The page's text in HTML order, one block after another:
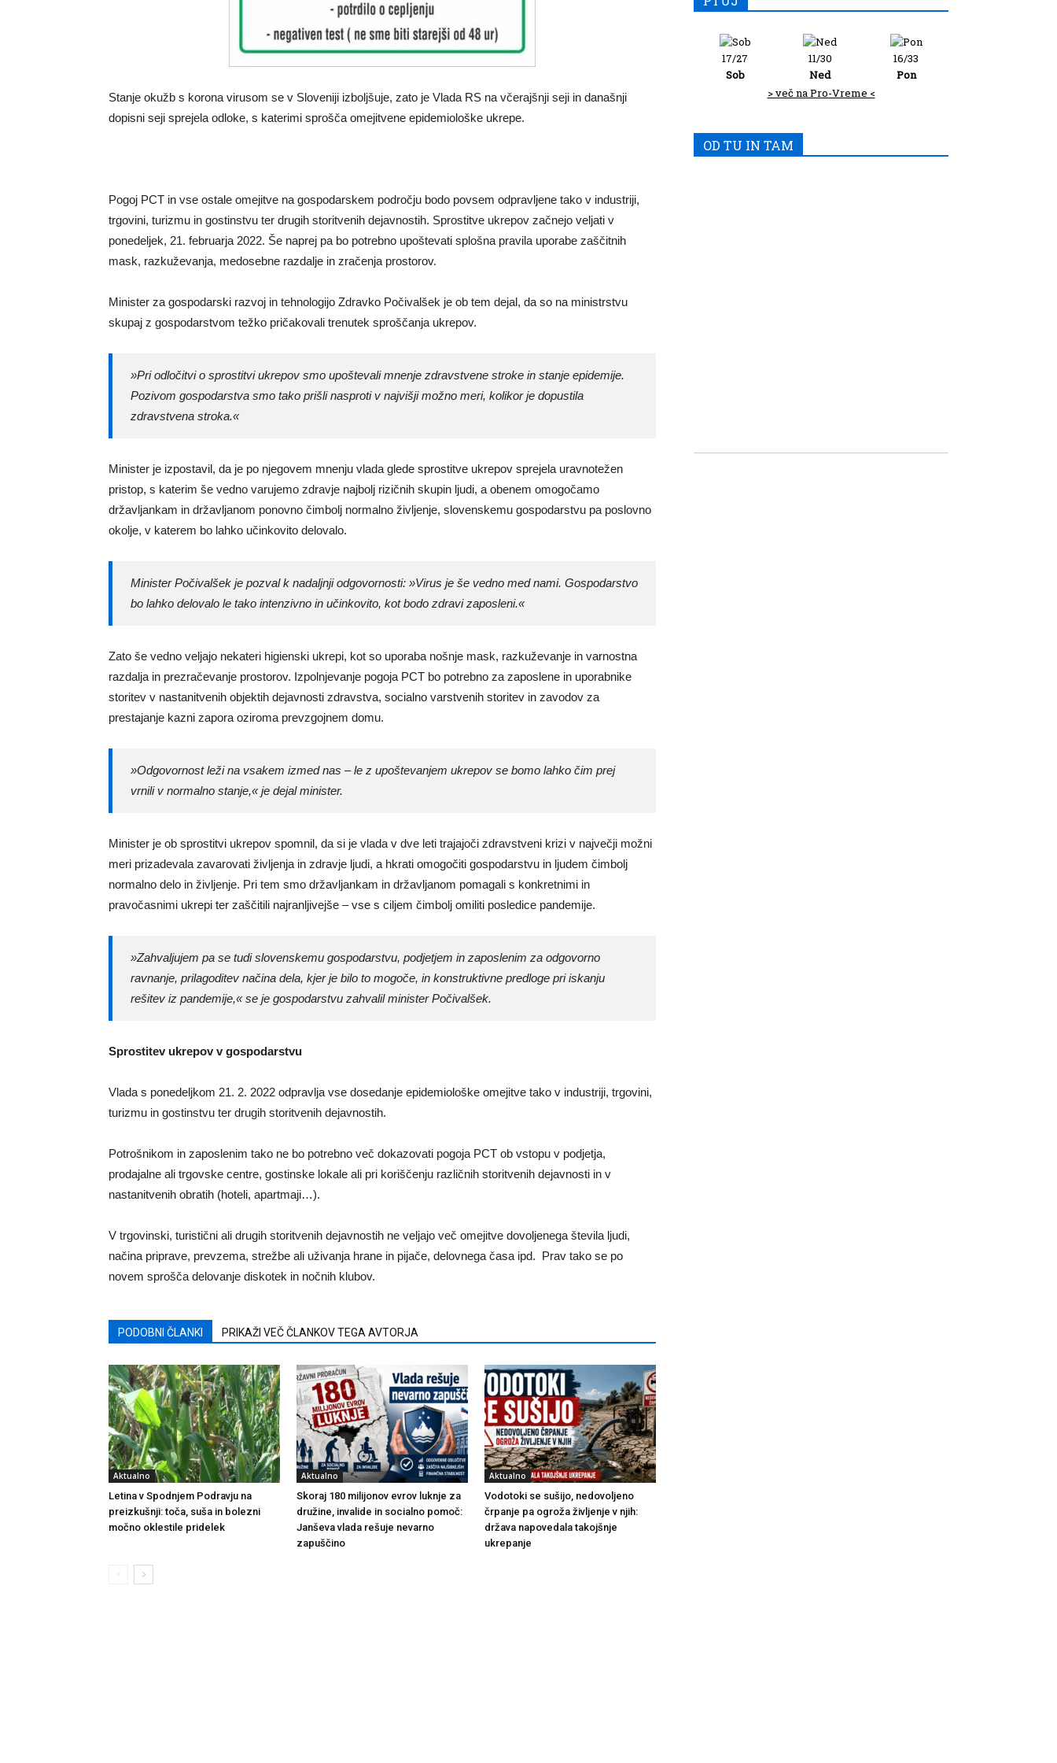
Stanje okužb s korona virusom se v Sloveniji izboljšuje, zato je Vlada RS na včerajšnji seji in današnji
dopisni seji sprejela odloke, s katerimi sprošča omejitvene epidemiološke ukrepe.
Pogoj PCT in vse ostale omejitve na gospodarskem področju bodo povsem odpravljene tako v industriji,
trgovini, turizmu in gostinstvu ter drugih storitvenih dejavnostih. Sprostitve ukrepov začnejo veljati v
ponedeljek, 21. februarja 2022. Še naprej pa bo potrebno upoštevati splošna pravila uporabe zaščitnih
mask, razkuževanja, medosebne razdalje in zračenja prostorov.
Minister za gospodarski razvoj in tehnologijo Zdravko Počivalšek je ob tem dejal, da so na ministrstvu
skupaj z gospodarstvom težko pričakovali trenutek sproščanja ukrepov.
»Pri odločitvi o sprostitvi ukrepov smo upoštevali mnenje zdravstvene stroke in stanje epidemije.
Pozivom gospodarstva smo tako prišli nasproti v najvišji možno meri, kolikor je dopustila
zdravstvena stroka.«
Minister je izpostavil, da je po njegovem mnenju vlada glede sprostitve ukrepov sprejela uravnotežen
pristop, s katerim še vedno varujemo zdravje najbolj rizičnih skupin ljudi, a obenem omogočamo
državljankam in državljanom ponovno čimbolj normalno življenje, slovenskemu gospodarstvu pa poslovno
okolje, v katerem bo lahko učinkovito delovalo.
Minister Počivalšek je pozval k nadaljnji odgovornosti: »Virus je še vedno med nami. Gospodarstvo
bo lahko delovalo le tako intenzivno in učinkovito, kot bodo zdravi zaposleni.«
Zato še vedno veljajo nekateri higienski ukrepi, kot so uporaba nošnje mask, razkuževanje in varnostna
razdalja in prezračevanje prostorov. Izpolnjevanje pogoja PCT bo potrebno za zaposlene in uporabnike
storitev v nastanitvenih objektih dejavnosti zdravstva, socialno varstvenih storitev in zavodov za
prestajanje kazni zapora oziroma prevzgojnem domu.
»Odgovornost leži na vsakem izmed nas – le z upoštevanjem ukrepov se bomo lahko čim prej
vrnili v normalno stanje,« je dejal minister.
Minister je ob sprostitvi ukrepov spomnil, da si je vlada v dve leti trajajoči zdravstveni krizi v največji možni
meri prizadevala zavarovati življenja in zdravje ljudi, a hkrati omogočiti gospodarstvu in ljudem čimbolj
normalno delo in življenje. Pri tem smo državljankam in državljanom pomagali s konkretnimi in
pravočasnimi ukrepi ter zaščitili najranljivejše – vse s ciljem čimbolj omiliti posledice pandemije.
»Zahvaljujem pa se tudi slovenskemu gospodarstvu, podjetjem in zaposlenim za odgovorno
ravnanje, prilagoditev načina dela, kjer je bilo to mogoče, in konstruktivne predloge pri iskanju
rešitev iz pandemije,« se je gospodarstvu zahvalil minister Počivalšek.
Sprostitev ukrepov v gospodarstvu
Vlada s ponedeljkom 21. 2. 2022 odpravlja vse dosedanje epidemiološke omejitve tako v industriji, trgovini,
turizmu in gostinstvu ter drugih storitvenih dejavnostih.
Potrošnikom in zaposlenim tako ne bo potrebno več dokazovati pogoja PCT ob vstopu v podjetja,
prodajalne ali trgovske centre, gostinske lokale ali pri koriščenju različnih storitvenih dejavnosti in v
nastanitvenih obratih (hoteli, apartmaji…).
V trgovinski, turistični ali drugih storitvenih dejavnostih ne veljajo več omejitve dovoljenega števila ljudi,
načina priprave, prevzema, strežbe ali uživanja hrane in pijače, delovnega časa ipd. Prav tako se po
novem sprošča delovanje diskotek in nočnih klubov.
PODOBNI ČLANKI PRIKAŽI VEČ ČLANKOV TEGA AVTORJA
Aktualno
Letina v Spodnjem Podravju na
preizkušnji: toča, suša in bolezni
močno oklestile pridelek
Aktualno
Skoraj 180 milijonov evrov luknje za
družine, invalide in socialno pomoč:
Janševa vlada rešuje nevarno
zapuščino
Aktualno
Vodotoki se sušijo, nedovoljeno
črpanje pa ogroža življenje v njih:
država napovedala takojšnje
ukrepanje
17/27
Sob
11/30
Ned
16/33
Pon
> več na Pro-Vreme <
OD TU IN TAM